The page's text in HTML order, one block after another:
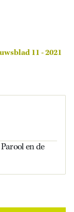
11 - 2021
en de